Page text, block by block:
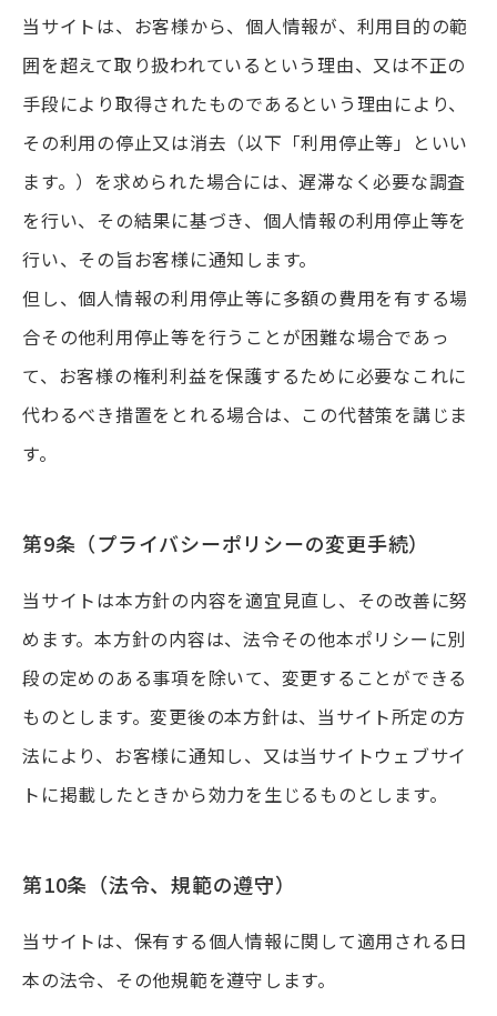
当サイトは、お客様から、個人情報が、利用目的の範
囲を超えて取り扱われているという理由、又は不正の
手段により取得されたものであるという理由により、
その利用の停止又は消去（以下「利用停止等」といい
ます。）を求められた場合には、遅滞なく必要な調査
を行い、その結果に基づき、個人情報の利用停止等を
行い、その旨お客様に通知します。
但し、個人情報の利用停止等に多額の費用を有する場
合その他利用停止等を行うことが困難な場合であっ
て、お客様の権利利益を保護するために必要なこれに
代わるべき措置をとれる場合は、この代替策を講じま
す。
第9条（プライバシーポリシーの変更手続）
当サイトは本方針の内容を適宜見直し、その改善に努
めます。本方針の内容は、法令その他本ポリシーに別
段の定めのある事項を除いて、変更することができる
ものとします。変更後の本方針は、当サイト所定の方
法により、お客様に通知し、又は当サイトウェブサイ
トに掲載したときから効力を生じるものとします。
第10条（法令、規範の遵守）
当サイトは、保有する個人情報に関して適用される日
本の法令、その他規範を遵守します。